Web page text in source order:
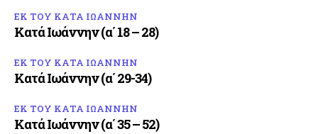
ΕΚ ΤΟΥ ΚΑΤΑ ΙΩΑΝΝΗΝ
Κατά Ιωάννην (α΄ 18 – 28)
ΕΚ ΤΟΥ ΚΑΤΑ ΙΩΑΝΝΗΝ
Κατά Ιωάννην (α΄ 29-34)
ΕΚ ΤΟΥ ΚΑΤΑ ΙΩΑΝΝΗΝ
Κατά Ιωάννην (α΄ 35 – 52)